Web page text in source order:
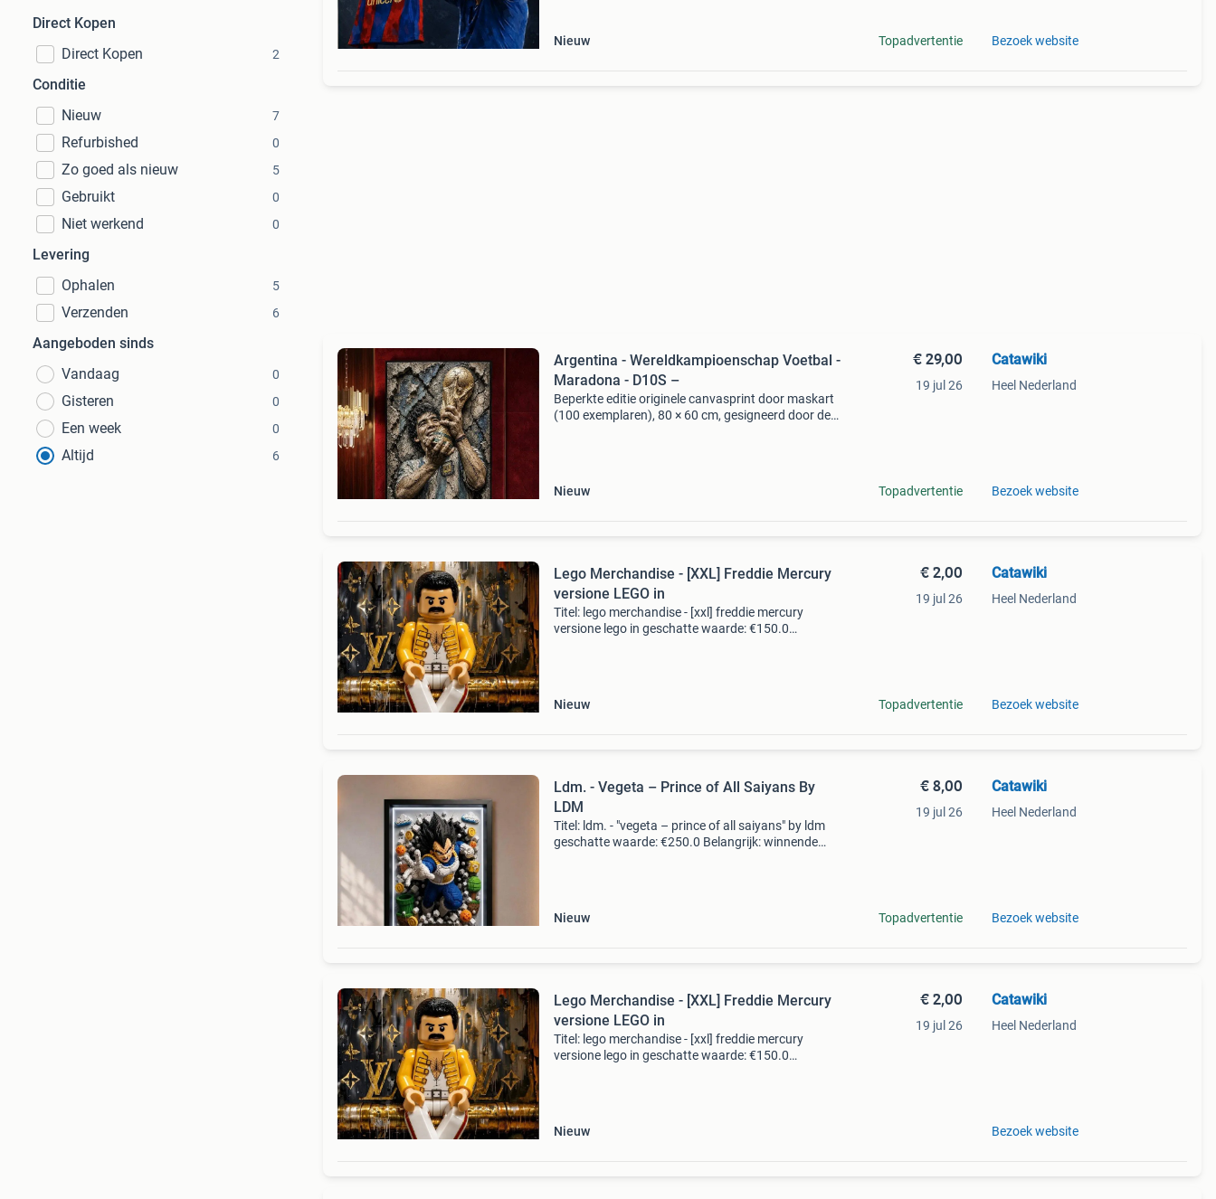
Direct Kopen
Direct Kopen
2
Conditie
Nieuw
7
Refurbished 0
Zo goed als nieuw 5
Gebruikt 0
Niet werkend 0
Levering
Ophalen
5
Verzenden 6
Aangeboden sinds
Vandaag
0
Gisteren 0
Een week 0
Altijd 6
Nieuw Topadvertentie Bezoek website
Argentina - Wereldkampioenschap Voetbal -
Maradona - D10S –
Beperkte editie originele canvasprint door maskart
(100 exemplaren), 80 × 60 cm, gesigneerd door de
Nieuw
€ 29,00
19 jul 26
Topadvertentie
Catawiki
Heel Nederland
Bezoek website
Lego Merchandise - [XXL] Freddie Mercury
versione LEGO in
Titel: lego merchandise - [xxl] freddie mercury
versione lego in geschatte waarde: €150.0
Nieuw
€ 2,00
19 jul 26
Topadvertentie
Catawiki
Heel Nederland
Bezoek website
Ldm. - Vegeta – Prince of All Saiyans By
LDM
Titel: ldm. - "vegeta – prince of all saiyans" by ldm
geschatte waarde: €250.0 Belangrijk: winnende
Nieuw
€ 8,00
19 jul 26
Topadvertentie
Catawiki
Heel Nederland
Bezoek website
Lego Merchandise - [XXL] Freddie Mercury
versione LEGO in
Titel: lego merchandise - [xxl] freddie mercury
versione lego in geschatte waarde: €150.0
Nieuw
€ 2,00
19 jul 26
Catawiki
Heel Nederland
Bezoek website